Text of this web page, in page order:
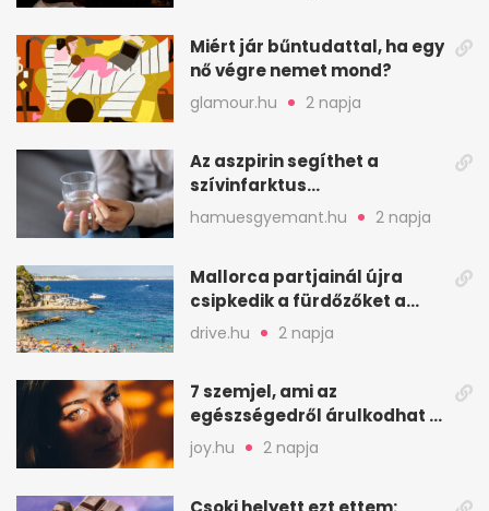
Miért jár bűntudattal, ha egy
nő végre nemet mond?
glamour.hu 2 napja
Az aszpirin segíthet a
szívinfarktus
megelőzésében, de nem
mindenkinek
hamuesgyemant.hu 2 napja
Mallorca partjainál újra
csipkedik a fürdőzőket a
halak a sekély vízben
drive.hu 2 napja
7 szemjel, ami az
egészségedről árulkodhat –
erre figyelj oda
joy.hu 2 napja